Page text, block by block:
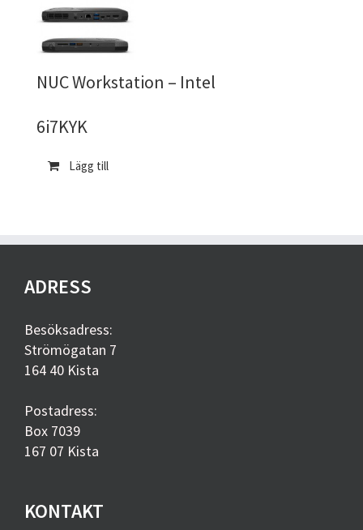
NUC Workstation – Intel
6i7KYK
Lägg till
ADRESS
Besöksadress:
Strömögatan 7
164 40 Kista
Postadress:
Box 7039
167 07 Kista
KONTAKT